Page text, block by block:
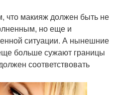
что макияж должен быть не
но еще и
ситуации. А нынешние
больше сужают границы
соответствовать